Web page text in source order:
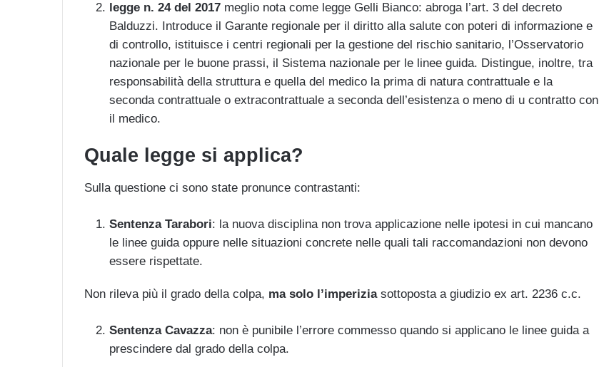
legge n. 24 del 2017 meglio nota come legge Gelli Bianco: abroga l’art. 3 del decreto
Balduzzi. Introduce il Garante regionale per il diritto alla salute con poteri di informazione e
di controllo, istituisce i centri regionali per la gestione del rischio sanitario, l’Osservatorio
nazionale per le buone prassi, il Sistema nazionale per le linee guida. Distingue, inoltre, tra
responsabilità della struttura e quella del medico la prima di natura contrattuale e la
seconda contrattuale o extracontrattuale a seconda dell’esistenza o meno di u contratto con
il medico.
Quale legge si applica?
Sulla questione ci sono state pronunce contrastanti:
Sentenza Tarabori: la nuova disciplina non trova applicazione nelle ipotesi in cui mancano
le linee guida oppure nelle situazioni concrete nelle quali tali raccomandazioni non devono
essere rispettate.
Non rileva più il grado della colpa, ma solo l’imperiziasottoposta a giudizio ex art. 2236 c.c.
Sentenza Cavazza: non è punibile l’errore commesso quando si applicano le linee guida a
prescindere dal grado della colpa.